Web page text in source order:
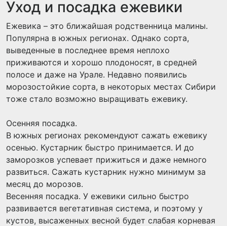
Уход и посадка ежевики
Ежевика – это ближайшая родственница малины.
Популярна в южных регионах. Однако сорта,
выведенные в последнее время неплохо
приживаются и хорошо плодоносят, в средней
полосе и даже на Урале. Недавно появились
морозостойкие сорта, в некоторых местах Сибири
тоже стало возможно выращивать ежевику.
Осенняя посадка.
В южных регионах рекомендуют сажать ежевику
осенью. Кустарник быстро принимается. И до
заморозков успевает прижиться и даже немного
развиться. Сажать кустарник нужно минимум за
месяц до морозов.
Весенняя посадка. У ежевики сильно быстро
развивается вегетативная система, и поэтому у
кустов, высаженных весной будет слабая корневая